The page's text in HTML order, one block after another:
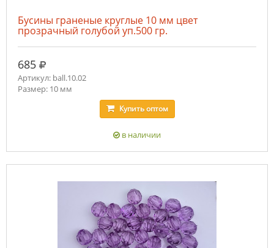
Бусины граненые круглые 10 мм цвет
прозрачный голубой уп.500 гр.
685 руб.
Артикул: ball.10.02
Размер: 10 мм
Купитьоптом
в наличии